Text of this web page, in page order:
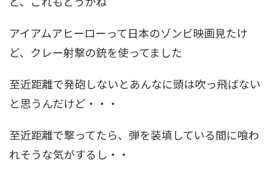
アイアムアヒーローって日本のゾンビ映画見たけ
ど、クレー射撃の銃を使ってました
至近距離で発砲しないとあんなに頭は吹っ飛ばない
と思うんだけど・・・
至近距離で撃ってたら、弾を装填している間に喰わ
れそうな気がするし・・